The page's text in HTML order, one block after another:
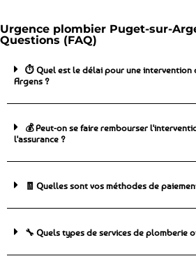
Urgence plombier Puget-sur-
Questions (FAQ)
⏱️ Quel est le délai pour une intervention
Argens ?
💰 Peut-on se faire rembourser
l'assurance ?
🧾 Quelles sont vos méthodes de
🔧 Quels types de services de plomberie